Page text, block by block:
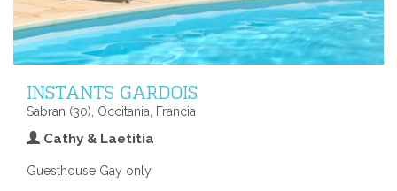
INSTANTS GARDOIS
Sabran (30), Occitania, Francia
Cathy & Laetitia
Guesthouse Gay only